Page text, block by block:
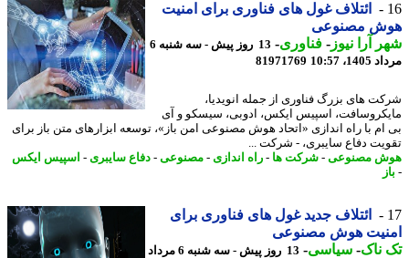
ائتلاف غول های فناوری برای امنیت
مصنوعی
آرا نیوز-فناوری-
13 روز پیش - سه شنبه 6
10:57
81971769
های بزرگ فناوری از جمله انویدیا،
اسپیس ایکس، ادوبی، سیسکو و آی
با راه اندازی «اتحاد هوش مصنوعی امن باز»، توسعه ابزارهای متن باز برای
دفاع سایبری، - شرکت ...
مصنوعی-شرکت ها- راه اندازی- مصنوعی-دفاع سایبری- اسپیس ایکس
ائتلاف جدید غول های فناوری برای
هوش مصنوعی
-سیاسی-
13 روز پیش - سه شنبه 6 مرداد